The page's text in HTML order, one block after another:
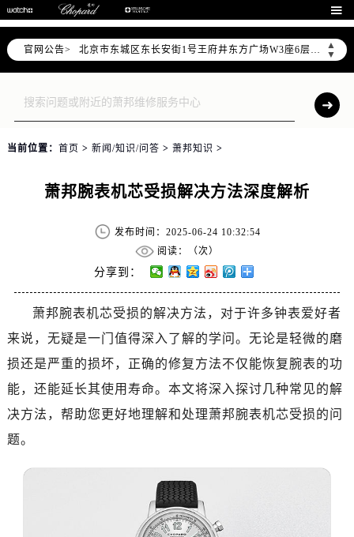

官网公告>
▲
▼
北京市朝阳区建国门外大街甲6号华熙国际中心D座11层1102室售后服务中心（需提前预约）
北京市东城区东长安街1号王府井东方广场W3座6层602室售后服务中心（需提前预约）
节假日正常营业！
当前位置： 首页 > 新闻/知识/问答 > 萧邦知识 >
萧邦腕表机芯受损解决方法深度解析
发布时间：2025-06-24 10:32:54
阅读：（次）
分享到：
萧邦腕表机芯受损的解决方法，对于许多钟表爱好者
来说，无疑是一门值得深入了解的学问。无论是轻微的磨
损还是严重的损坏，正确的修复方法不仅能恢复腕表的功
能，还能延长其使用寿命。本文将深入探讨几种常见的解
决方法，帮助您更好地理解和处理萧邦腕表机芯受损的问
题。